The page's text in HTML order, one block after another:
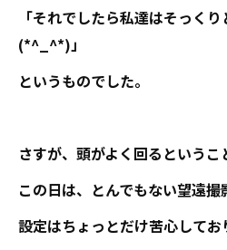
「それでしたら私達はそっく
(*^_^*)」
というものでした。
さすが、頭がよく回るというこ
この日は、とんでもない望遠
設定はちょっとだけ苦心してお